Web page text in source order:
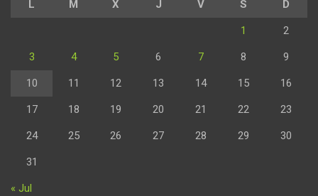
L M X J V S D
1 2
3 4 5 6 7 8 9
10 11 12 13 14 15 16
17 18 19 20 21 22 23
24 25 26 27 28 29 30
31
« Jul